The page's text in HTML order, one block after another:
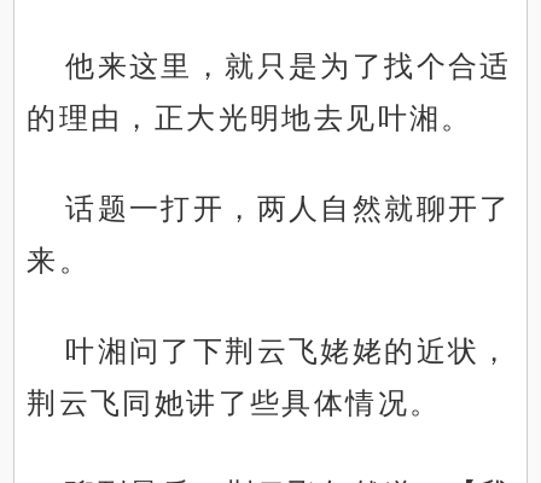
他来这里，就只是为了找个合适
的理由，正大光明地去见叶湘。
话题一打开，两人自然就聊开了
来。
叶湘问了下荆云飞姥姥的近状，
荆云飞同她讲了些具体情况。